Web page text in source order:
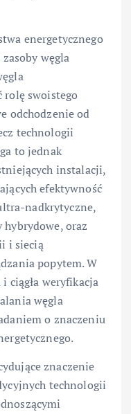
energetycznego
węgla
rolę swoistego
odchodzenie od
technologii
to jednak
instalacji,
efektywność
nadkrytyczne,
hybrydowe, oraz
i siecią
popytem. W
ciągła weryfikacja
węgla
o znaczeniu
znaczenie
technologii